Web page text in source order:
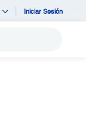
Iniciar Sesión